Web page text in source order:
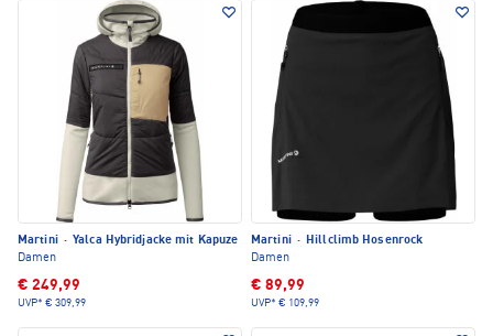
Martini · Yalca Hybridjacke mit Kapuze
Damen
€ 249,99
UVP* € 309,99
Martini · Hillclimb Hosenrock
Damen
€ 89,99
UVP* € 109,99